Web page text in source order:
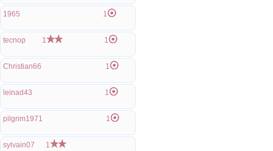
1965 1
tecnop 1 1
Christian66 1
leinad43 1
pilgrim1971 1
sylvain07 1